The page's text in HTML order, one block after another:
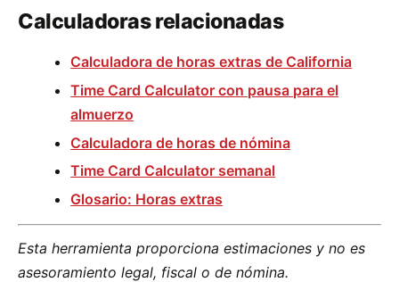
Calculadoras relacionadas
Calculadora de horas extras de California
Time Card Calculator con pausa para el
almuerzo
Calculadora de horas de nómina
Time Card Calculator semanal
Glosario: Horas extras
Esta herramienta proporciona estimaciones y no es
asesoramiento legal, fiscal o de nómina.